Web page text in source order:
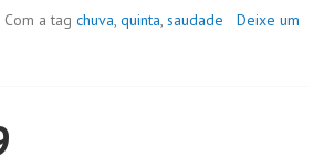
Com a tag chuva, quinta, saudade
Deixe um